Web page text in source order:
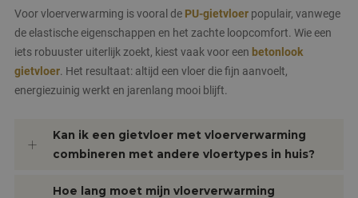
Voor vloerverwarming is vooral de PU-gietvloer populair, vanwege
de elastische eigenschappen en het zachte loopcomfort. Wie een
iets robuuster uiterlijk zoekt, kiest vaak voor een betonlook
gietvloer. Het resultaat: altijd een vloer die fijn aanvoelt,
energiezuinig werkt en jarenlang mooi blijft.
Kan ik een gietvloer met vloerverwarming
combineren met andere vloertypes in huis?
Hoe lang moet mijn vloerverwarming